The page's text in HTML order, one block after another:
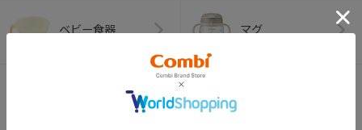
ベビー食器 マグ
おはし・スプー